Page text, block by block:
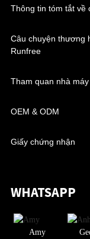
Thông tin tóm tắt về
Câu chuyện thương
Runfree
Tham quan nhà máy
OEM & ODM
Giấy chứng nhận
WHATSAPP
Amy